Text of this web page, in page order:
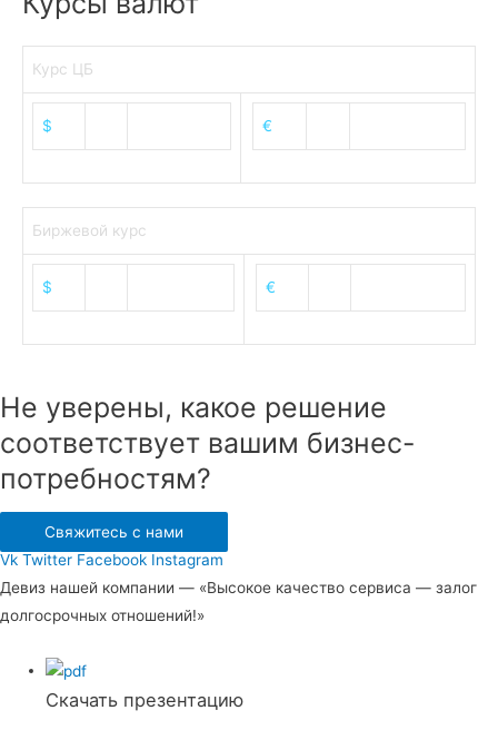
Курс ЦБ
$ €
Биржевой курс
$ €
Не уверены, какое решение
соответствует вашим бизнес-
потребностям?
Свяжитесь с нами
Vk Twitter Facebook Instagram
Девиз нашей компании — «Высокое качество сервиса — залог
долгосрочных отношений!»
Скачать презентацию